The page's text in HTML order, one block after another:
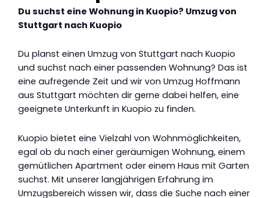
Du suchst eine Wohnung in Kuopio? Umzug von
Stuttgart nach Kuopio
Du planst einen Umzug von Stuttgart nach Kuopio
und suchst nach einer passenden Wohnung? Das ist
eine aufregende Zeit und wir von Umzug Hoffmann
aus Stuttgart möchten dir gerne dabei helfen, eine
geeignete Unterkunft in Kuopio zu finden.
Kuopio bietet eine Vielzahl von Wohnmöglichkeiten,
egal ob du nach einer geräumigen Wohnung, einem
gemütlichen Apartment oder einem Haus mit Garten
suchst. Mit unserer langjährigen Erfahrung im
Umzugsbereich wissen wir, dass die Suche nach einer